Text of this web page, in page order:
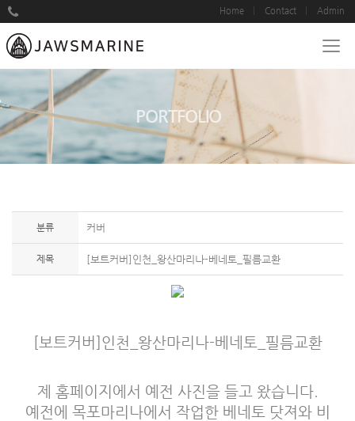
Home Contact Admin
PORTFOLIO
분류 커버
제목 [보트커버]인천_왕산마리나-베네토_필름교환
[보트커버]인천_왕산마리나-베네토_필름교환
제 홈페이지에서 예전 사진을 들고 왔습니다.
예전에 목포마리나에서 작업한 베네토 닷져와 비